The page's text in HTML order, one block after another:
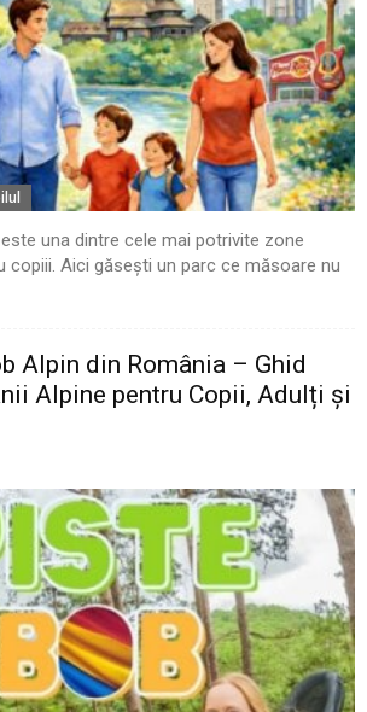
una dintre cele mai potrivite zone
copiii. Aici găsești un parc ce măsoare nu
Alpin din România – Ghid
Alpine pentru Copii, Adulți și